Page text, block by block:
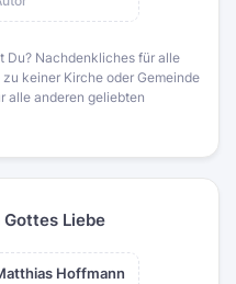
Du? Nachdenkliches für alle
keiner Kirche oder Gemeinde
alle anderen geliebten
Liebe
Hoffmann